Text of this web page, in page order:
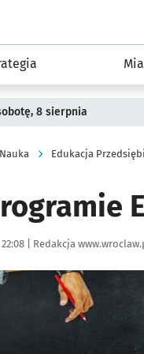
8 sierpnia
Nauka Edukacja
| Autor:
Redakcja
powiększyć